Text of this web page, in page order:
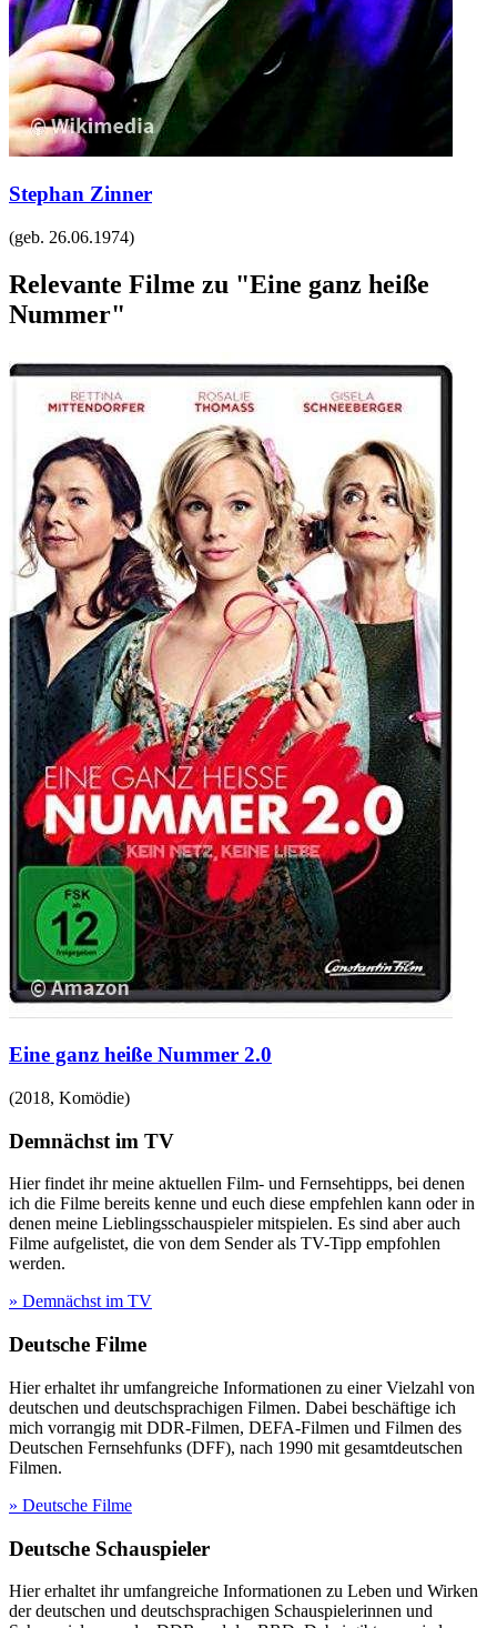
Stephan Zinner
(geb. 26.06.1974)
Relevante Filme zu "Eine ganz heiße
Nummer"
Eine ganz heiße Nummer 2.0
(2018, Komödie)
Demnächst im TV
Hier findet ihr meine aktuellen Film- und Fernsehtipps, bei denen
ich die Filme bereits kenne und euch diese empfehlen kann oder in
denen meine Lieblingsschauspieler mitspielen. Es sind aber auch
Filme aufgelistet, die von dem Sender als TV-Tipp empfohlen
werden.
» Demnächst im TV
Deutsche Filme
Hier erhaltet ihr umfangreiche Informationen zu einer Vielzahl von
deutschen und deutschsprachigen Filmen. Dabei beschäftige ich
mich vorrangig mit DDR-Filmen, DEFA-Filmen und Filmen des
Deutschen Fernsehfunks (DFF), nach 1990 mit gesamtdeutschen
Filmen.
» Deutsche Filme
Deutsche Schauspieler
Hier erhaltet ihr umfangreiche Informationen zu Leben und Wirken
der deutschen und deutschsprachigen Schauspielerinnen und